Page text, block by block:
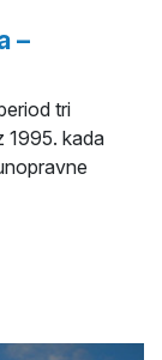
–
tri
1995. kada